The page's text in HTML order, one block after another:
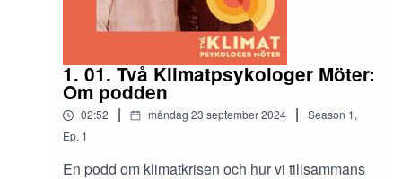
1. 01. Två Klimatpsykologer Möter:
Om podden
02:52 | måndag 23 september 2024 | Season 1,
Ep. 1
En podd om klimatkrisen och hur vi tillsammans